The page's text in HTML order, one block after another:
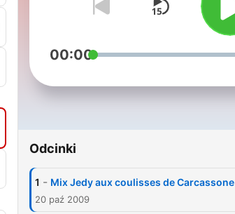
00:00
Odcinki
1 - Mix Jedy aux coulisses de Carcassone
20 paź 2009